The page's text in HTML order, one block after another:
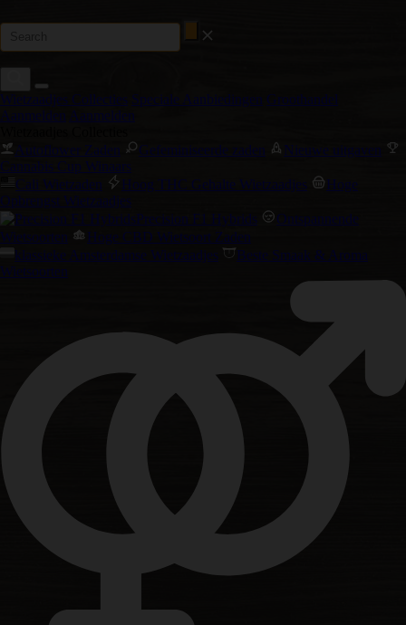
Wietzaadjes Collecties Speciale Aanbiedingen Groothandel
Aanmelden Aanmelden
Autoflower Zaden
Gefeminiseerde zaden
Nieuwe uitgaven
Cannabis Cup Winaars
Cali Wietzaden
Hoog THC Gehalte Wietzaadjes
Hoge
Opbrengst Wietzaadjes
Precision F1 Hybrids
Ontspannende
Wietsoorten
Hoge CBD Wietsoort Zaden
klassieke Amsterdamse Wietzaadjes
Beste Smaak & Aroma
Wietsoorten